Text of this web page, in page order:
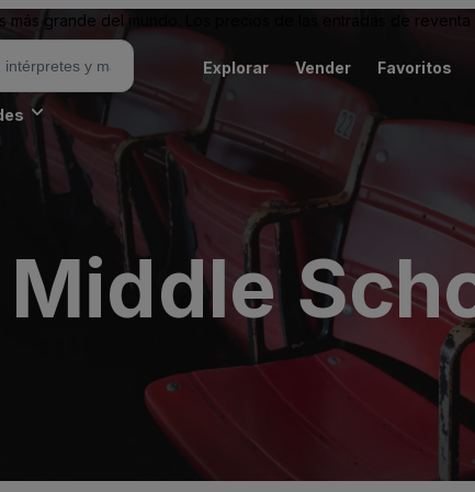
más grande del mundo. Los precios de las entradas de
Explorar Vender Favoritos